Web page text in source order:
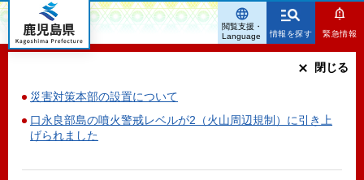
鹿児島県
情報を探す 緊急情報
災害対策本部の設置について
口永良部島の噴火警戒レベルが2（火山周辺規制）に引き上
げられました
閉じる
閲覧支援・
Language